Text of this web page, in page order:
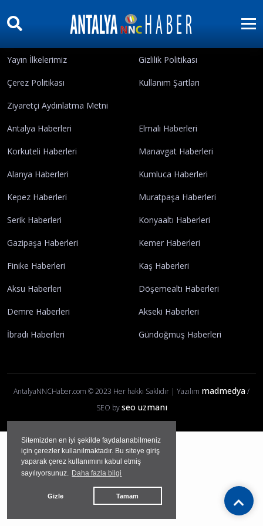
Sitemizden en iyi şekilde faydalanabilmeniz
için çerezler kullanılmaktadır. Bu siteye giriş
yaparak çerez kullanımını kabul etmiş
sayılıyorsunuz. Daha fazla bilgi
Gizle Tamam
İletişim
Yayın İlkelerimiz Gizlilik Politikası
Çerez Politikası Kullanım Şartları
Ziyaretçi Aydınlatma Metni
Antalya Haberleri Elmalı Haberleri
Korkuteli Haberleri Manavgat Haberleri
Alanya Haberleri Kumluca Haberleri
Kepez Haberleri Muratpaşa Haberleri
Serik Haberleri Konyaaltı Haberleri
Gazipaşa Haberleri Kemer Haberleri
Finike Haberleri Kaş Haberleri
Aksu Haberleri Döşemealtı Haberleri
Demre Haberleri Akseki Haberleri
İbradı Haberleri Gündoğmuş Haberleri
AntalyaNNCHaber.com © 2023 Her hakkı Saklıdır | Yazılım madmedya/
SEO byseo uzmanı